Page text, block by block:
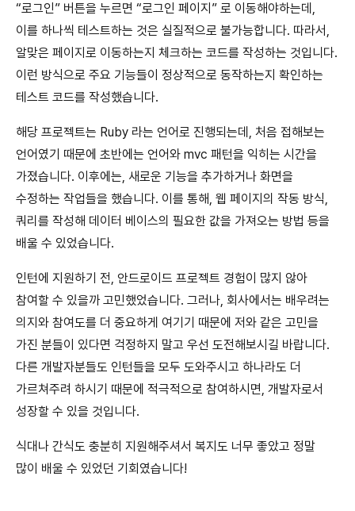
“로그인” 버튼을 누르면 “로그인 페이지” 로 이동해야하는데,
이를 하나씩 테스트하는 것은 실질적으로 불가능합니다. 따라서,
알맞은 페이지로 이동하는지 체크하는 코드를 작성하는 것입니다.
이런 방식으로 주요 기능들이 정상적으로 동작하는지 확인하는
테스트 코드를 작성했습니다.
해당 프로젝트는 Ruby 라는 언어로 진행되는데, 처음 접해보는
언어였기 때문에 초반에는 언어와 mvc 패턴을 익히는 시간을
가졌습니다. 이후에는, 새로운 기능을 추가하거나 화면을
수정하는 작업들을 했습니다. 이를 통해, 웹 페이지의 작동 방식,
쿼리를 작성해 데이터 베이스의 필요한 값을 가져오는 방법 등을
배울 수 있었습니다.
인턴에 지원하기 전, 안드로이드 프로젝트 경험이 많지 않아
참여할 수 있을까 고민했었습니다. 그러나, 회사에서는 배우려는
의지와 참여도를 더 중요하게 여기기 때문에 저와 같은 고민을
가진 분들이 있다면 걱정하지 말고 우선 도전해보시길 바랍니다.
다른 개발자분들도 인턴들을 모두 도와주시고 하나라도 더
가르쳐주려 하시기 때문에 적극적으로 참여하시면, 개발자로서
성장할 수 있을 것입니다.
식대나 간식도 충분히 지원해주셔서 복지도 너무 좋았고 정말
많이 배울 수 있었던 기회였습니다!